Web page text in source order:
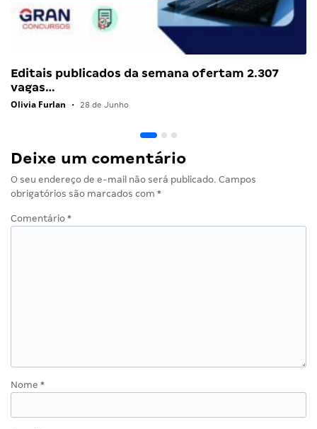
Editais publicados da semana ofertam 2.307
vagas…
Olivia Furlan • 28 de Junho
Deixe um comentário
O seu endereço de e-mail não será publicado. Campos
obrigatórios são marcados com *
Comentário *
Nome *